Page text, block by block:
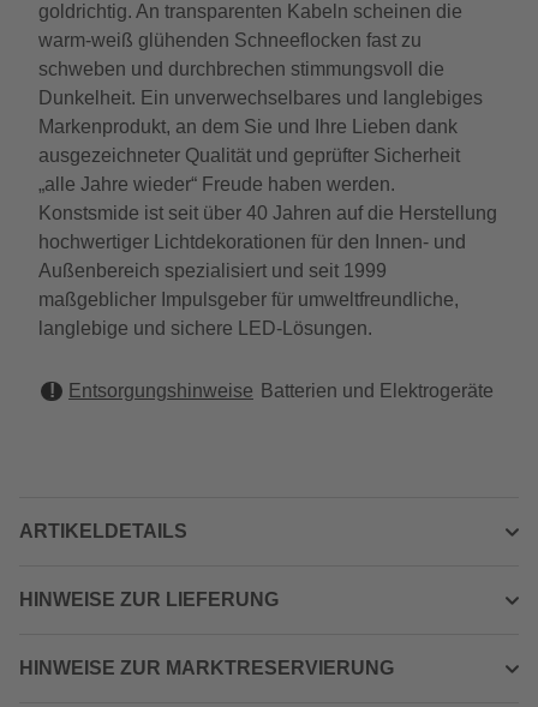
goldrichtig. An transparenten Kabeln scheinen die
warm-weiß glühenden Schneeflocken fast zu
schweben und durchbrechen stimmungsvoll die
Dunkelheit. Ein unverwechselbares und langlebiges
Markenprodukt, an dem Sie und Ihre Lieben dank
ausgezeichneter Qualität und geprüfter Sicherheit
„alle Jahre wieder“ Freude haben werden.
Konstsmide ist seit über 40 Jahren auf die Herstellung
hochwertiger Lichtdekorationen für den Innen- und
Außenbereich spezialisiert und seit 1999
maßgeblicher Impulsgeber für umweltfreundliche,
langlebige und sichere LED-Lösungen.
Entsorgungshinweise Batterien und Elektrogeräte
ARTIKELDETAILS
HINWEISE ZUR LIEFERUNG
HINWEISE ZUR MARKTRESERVIERUNG